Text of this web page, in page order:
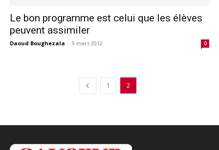
Le bon programme est celui que les élèves
peuvent assimiler
Daoud Boughezala - 9 mars 2012 0
1 2